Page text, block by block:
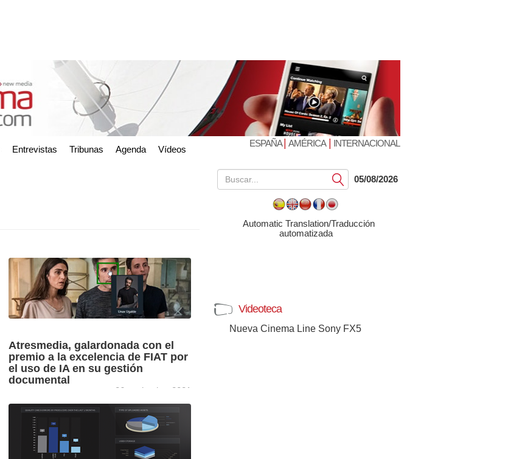
Entrevistas Tribunas Agenda Vídeos
ESPAÑA| AMÉRICA| INTERNACIONAL
[+]
Atresmedia, galardonada con el
premio a la excelencia de FIAT por
el uso de IA en su gestión
documental
26 noviembre 2021
La Federación Internacional de Archivos de
Televisión (FIAT/IFTA) ha premiado a
Atresmedia con su premio a la excelencia por
el uso de IA en ...
Submit05/08/2026
Automatic Translation/Traducción
automatizada
Videoteca
Nueva Cinema Line Sony FX5